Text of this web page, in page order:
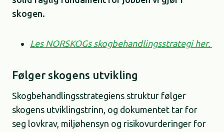
skogen.
Les NORSKOGs skogbehandlingsstrategi her.
Følger skogens utvikling
Skogbehandlingsstrategiens struktur følger
skogens utviklingstrinn, og dokumentet tar for
seg lovkrav, miljøhensyn og risikovurderinger for